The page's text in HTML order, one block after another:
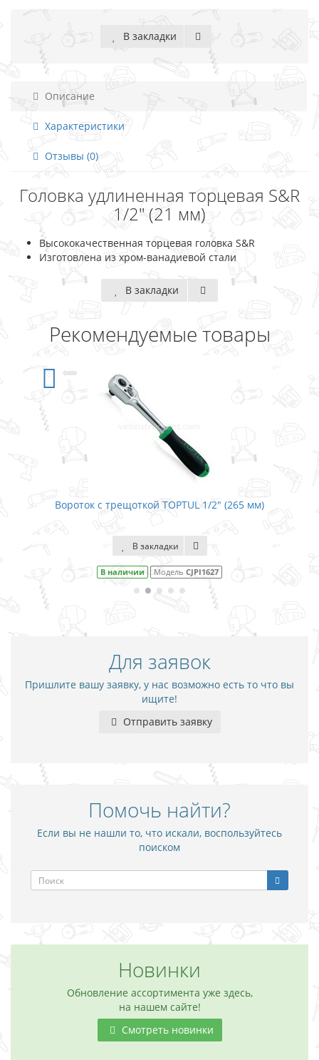
В закладки
Описание
Характеристики
Отзывы (0)
Головка удлиненная торцевая S&R
1/2" (21 мм)
Высококачественная торцевая головка S&R
Изготовлена из хром-ванадиевой стали
В закладки
Рекомендуемые товары
Вороток с трещоткой TOPTUL 1/2" (265 мм)
В закладки
В наличии Модель CJPI1627
Для заявок
Пришлите вашу заявку, у нас возможно есть то что вы
ищите!
Отправить заявку
Помочь найти?
Если вы не нашли то, что искали, воспользуйтесь
поиском
Новинки
Обновление ассортимента уже здесь,
на нашем сайте!
Смотреть новинки